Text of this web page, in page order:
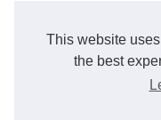
This website
the best
Que faire à vichy :...